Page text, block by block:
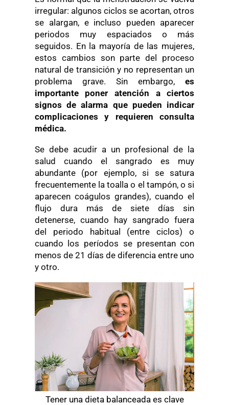
irregular: algunos ciclos se acortan, otros
se alargan, e incluso pueden aparecer
periodos muy espaciados o más
seguidos. En la mayoría de las mujeres,
estos cambios son parte del proceso
natural de transición y no representan un
problema grave. Sin embargo,es
importante poner atención a ciertos
signos de alarma que pueden indicar
complicaciones y requieren consulta
médica.
Se debe acudir a un profesional de la
salud cuando el sangrado es muy
abundante (por ejemplo, si se satura
frecuentemente la toalla o el tampón, o si
aparecen coágulos grandes), cuando el
flujo dura más de siete días sin
detenerse, cuando hay sangrado fuera
del periodo habitual (entre ciclos) o
cuando los períodos se presentan con
menos de 21 días de diferencia entre uno
y otro.
Tener una dieta balanceada es clave